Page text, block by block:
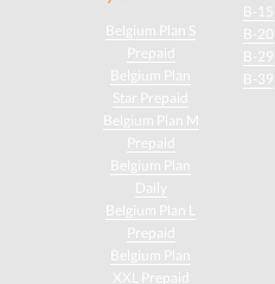
Belgium Plan S
Prepaid
Belgium Plan
Star Prepaid
Belgium Plan M
Prepaid
Belgium Plan
Daily
Belgium Plan L
Prepaid
Belgium Plan
XXL Prepaid
B-15
B-20
B-29
B-39